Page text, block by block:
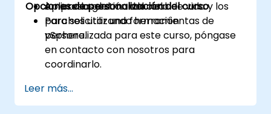
Aplicar la gestión del ciclo de vida y los
parches utilizando herramientas de
vSphere.
empresas del mundo real.
Opciones de personalización del curso
Para solicitar una formación
personalizada para este curso, póngase
en contacto con nosotros para
coordinarlo.
Leer más...